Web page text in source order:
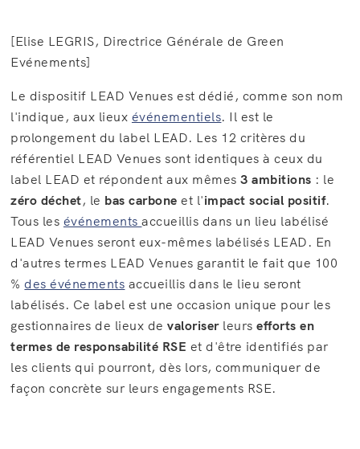
[Elise LEGRIS, Directrice Générale de Green
Evénements]
Le dispositif LEAD Venues est dédié, comme son nom
l'indique, aux lieux événementiels. Il est le
prolongement du label LEAD. Les 12 critères du
référentiel LEAD Venues sont identiques à ceux du
label LEAD et répondent aux mêmes3 ambitions : le
zéro déchet, le bas carbone et l'impact social positif.
Tous les événementsaccueillis dans un lieu labélisé
LEAD Venues seront eux-mêmes labélisés LEAD. En
d'autres termes LEAD Venues garantit le fait que 100
%des événements accueillis dans le lieu seront
labélisés. Ce label est une occasion unique pour les
gestionnaires de lieux devaloriserleursefforts en
termes de responsabilité RSE et d'être identifiés par
les clients qui pourront, dès lors, communiquer de
façon concrète sur leurs engagements RSE.